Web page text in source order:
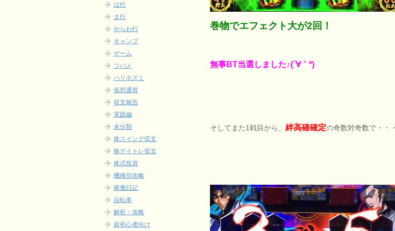
巻物でエフェクト大が2回！
無事BT当選しました♪(´∀｀*)
そしてまた1戦目から、絆高確確定の奇数対奇数で・・・
は行
ま行
やらわ行
キャンプ
ゲーム
ツバメ
ハリネズミ
仮想通貨
収支報告
実践編
未分類
株スイング収支
株デイトレ収支
株式投資
機種別攻略
稼働日記
自転車
解析・攻略
超初心者向け